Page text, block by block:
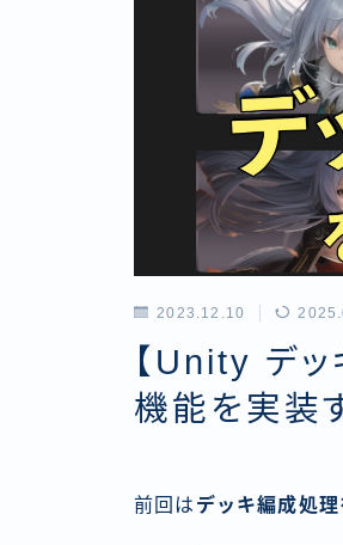
2023.12.10
【Unity デ
機能を実装
前回は デッキ編成処理